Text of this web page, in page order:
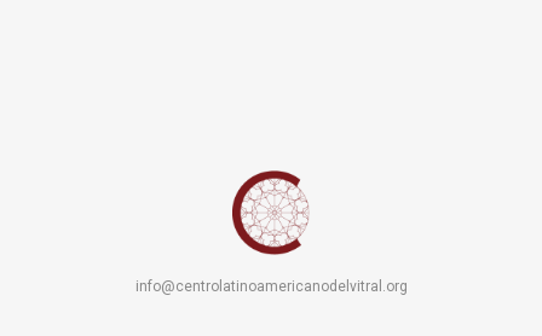
info@centrolatinoamericanodelvitral.org